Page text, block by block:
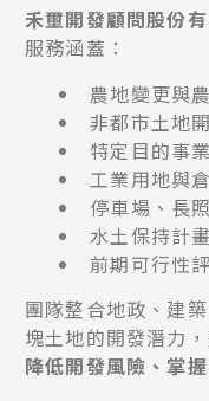
禾壐開發顧問股份
服務涵蓋：
農地變更與
非都市土地
特定目的事
工業用地與
停車場、長
水土保持計
前期可行性
團隊整合地政、建
塊土地的開發潛力
降低開發風險、掌